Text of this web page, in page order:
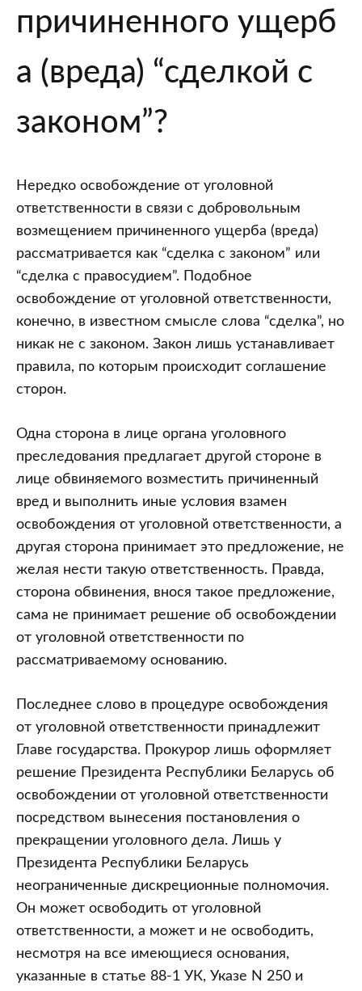
причиненного ущерб
а (вреда) “сделкой с
законом”?
Нередко освобождение от уголовной
ответственности в связи с добровольным
возмещением причиненного ущерба (вреда)
рассматривается как “сделка с законом” или
“сделка с правосудием”. Подобное
освобождение от уголовной ответственности,
конечно, в известном смысле слова “сделка”, но
никак не с законом. Закон лишь устанавливает
правила, по которым происходит соглашение
сторон.
Одна сторона в лице органа уголовного
преследования предлагает другой стороне в
лице обвиняемого возместить причиненный
вред и выполнить иные условия взамен
освобождения от уголовной ответственности, а
другая сторона принимает это предложение, не
желая нести такую ответственность. Правда,
сторона обвинения, внося такое предложение,
сама не принимает решение об освобождении
от уголовной ответственности по
рассматриваемому основанию.
Последнее слово в процедуре освобождения
от уголовной ответственности принадлежит
Главе государства. Прокурор лишь оформляет
решение Президента Республики Беларусь об
освобождении от уголовной ответственности
посредством вынесения постановления о
прекращении уголовного дела. Лишь у
Президента Республики Беларусь
неограниченные дискреционные полномочия.
Он может освободить от уголовной
ответственности, а может и не освободить,
несмотря на все имеющиеся основания,
указанные в статье 88-1 УК, Указе N 250 и